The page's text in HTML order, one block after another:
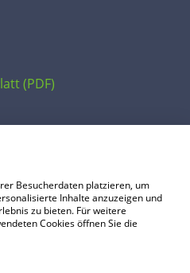
(PDF)
Besucherdaten platzieren, um
Inhalte anzuzeigen und
zu bieten. Für weitere
Cookies öffnen Sie die